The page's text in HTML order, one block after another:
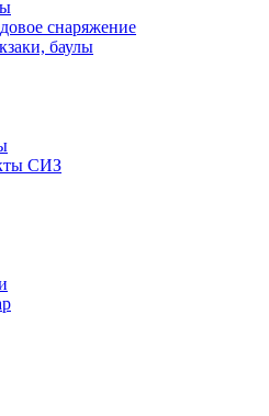
снаряжение
баулы
СИЗ